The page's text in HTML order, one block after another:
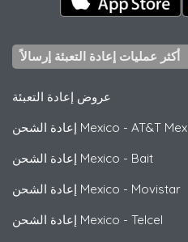
أكثر عمليات إعادة التعبئة إرسالاً
عروض إعادة التعبئة
إعادة الشحن Mexico - AT&T
إعادة الشحن Mexico - Bait
إعادة الشحن Mexico - Movistar
إعادة الشحن Mexico - Telcel